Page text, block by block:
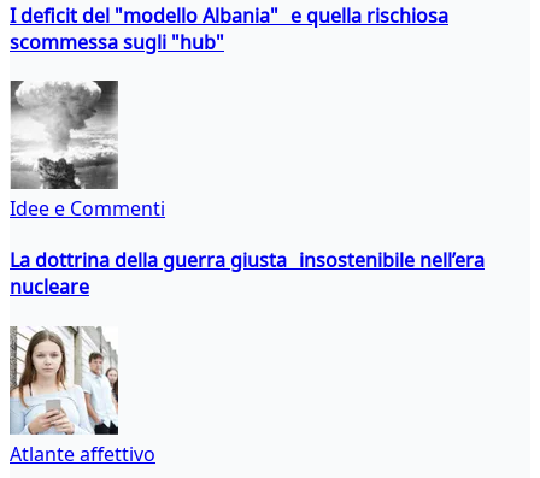
I deficit del "modello Albania" e quella rischiosa
scommessa sugli "hub"
Idee e Commenti
La dottrina della guerra giusta insostenibile nell’era
nucleare
Atlante affettivo